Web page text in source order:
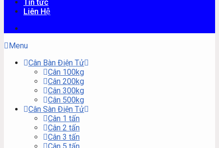
Tin tức
Liên Hệ
Menu
Cân Bàn Điện Tử
Cân 100kg
Cân 200kg
Cân 300kg
Cân 500kg
Cân Sàn Điện Tử
Cân 1 tấn
Cân 2 tấn
Cân 3 tấn